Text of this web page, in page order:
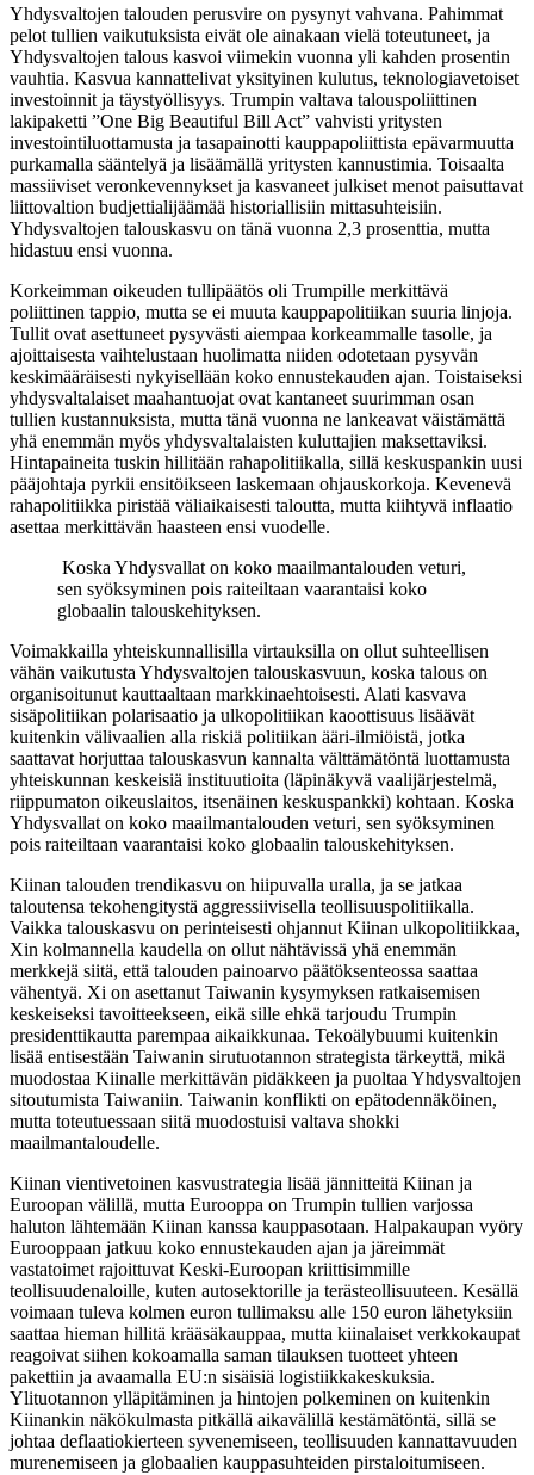
Yhdysvaltojen talouden perusvire on pysynyt vahvana. Pahimmat
pelot tullien vaikutuksista eivät ole ainakaan vielä toteutuneet, ja
Yhdysvaltojen talous kasvoi viimekin vuonna yli kahden prosentin
vauhtia. Kasvua kannattelivat yksityinen kulutus, teknologiavetoiset
investoinnit ja täystyöllisyys. Trumpin valtava talouspoliittinen
lakipaketti ”One Big Beautiful Bill Act” vahvisti yritysten
investointiluottamusta ja tasapainotti kauppapoliittista epävarmuutta
purkamalla sääntelyä ja lisäämällä yritysten kannustimia. Toisaalta
massiiviset veronkevennykset ja kasvaneet julkiset menot paisuttavat
liittovaltion budjettialijäämää historiallisiin mittasuhteisiin.
Yhdysvaltojen talouskasvu on tänä vuonna 2,3 prosenttia, mutta
hidastuu ensi vuonna.
Korkeimman oikeuden tullipäätös oli Trumpille merkittävä
poliittinen tappio, mutta se ei muuta kauppapolitiikan suuria linjoja.
Tullit ovat asettuneet pysyvästi aiempaa korkeammalle tasolle, ja
ajoittaisesta vaihtelustaan huolimatta niiden odotetaan pysyvän
keskimääräisesti nykyisellään koko ennustekauden ajan. Toistaiseksi
yhdysvaltalaiset maahantuojat ovat kantaneet suurimman osan
tullien kustannuksista, mutta tänä vuonna ne lankeavat väistämättä
yhä enemmän myös yhdysvaltalaisten kuluttajien maksettaviksi.
Hintapaineita tuskin hillitään rahapolitiikalla, sillä keskuspankin uusi
pääjohtaja pyrkii ensitöikseen laskemaan ohjauskorkoja. Kevenevä
rahapolitiikka piristää väliaikaisesti taloutta, mutta kiihtyvä inflaatio
asettaa merkittävän haasteen ensi vuodelle.
Koska Yhdysvallat on koko maailmantalouden veturi,
sen syöksyminen pois raiteiltaan vaarantaisi koko
globaalin talouskehityksen.
Voimakkailla yhteiskunnallisilla virtauksilla on ollut suhteellisen
vähän vaikutusta Yhdysvaltojen talouskasvuun, koska talous on
organisoitunut kauttaaltaan markkinaehtoisesti. Alati kasvava
sisäpolitiikan polarisaatio ja ulkopolitiikan kaoottisuus lisäävät
kuitenkin välivaalien alla riskiä politiikan ääri-ilmiöistä, jotka
saattavat horjuttaa talouskasvun kannalta välttämätöntä luottamusta
yhteiskunnan keskeisiä instituutioita (läpinäkyvä vaalijärjestelmä,
riippumaton oikeuslaitos, itsenäinen keskuspankki) kohtaan. Koska
Yhdysvallat on koko maailmantalouden veturi, sen syöksyminen
pois raiteiltaan vaarantaisi koko globaalin talouskehityksen.
Kiinan talouden trendikasvu on hiipuvalla uralla, ja se jatkaa
taloutensa tekohengitystä aggressiivisella teollisuuspolitiikalla.
Vaikka talouskasvu on perinteisesti ohjannut Kiinan ulkopolitiikkaa,
Xin kolmannella kaudella on ollut nähtävissä yhä enemmän
merkkejä siitä, että talouden painoarvo päätöksenteossa saattaa
vähentyä. Xi on asettanut Taiwanin kysymyksen ratkaisemisen
keskeiseksi tavoitteekseen, eikä sille ehkä tarjoudu Trumpin
presidenttikautta parempaa aikaikkunaa. Tekoälybuumi kuitenkin
lisää entisestään Taiwanin sirutuotannon strategista tärkeyttä, mikä
muodostaa Kiinalle merkittävän pidäkkeen ja puoltaa Yhdysvaltojen
sitoutumista Taiwaniin. Taiwanin konflikti on epätodennäköinen,
mutta toteutuessaan siitä muodostuisi valtava shokki
maailmantaloudelle.
Kiinan vientivetoinen kasvustrategia lisää jännitteitä Kiinan ja
Euroopan välillä, mutta Eurooppa on Trumpin tullien varjossa
haluton lähtemään Kiinan kanssa kauppasotaan. Halpakaupan vyöry
Eurooppaan jatkuu koko ennustekauden ajan ja järeimmät
vastatoimet rajoittuvat Keski-Euroopan kriittisimmille
teollisuudenaloille, kuten autosektorille ja terästeollisuuteen. Kesällä
voimaan tuleva kolmen euron tullimaksu alle 150 euron lähetyksiin
saattaa hieman hillitä krääsäkauppaa, mutta kiinalaiset verkkokaupat
reagoivat siihen kokoamalla saman tilauksen tuotteet yhteen
pakettiin ja avaamalla EU:n sisäisiä logistiikkakeskuksia.
Ylituotannon ylläpitäminen ja hintojen polkeminen on kuitenkin
Kiinankin näkökulmasta pitkällä aikavälillä kestämätöntä, sillä se
johtaa deflaatiokierteen syvenemiseen, teollisuuden kannattavuuden
murenemiseen ja globaalien kauppasuhteiden pirstaloitumiseen.